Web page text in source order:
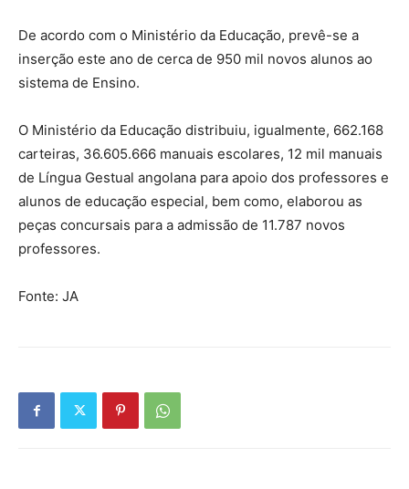
De acordo com o Ministério da Educação, prevê-se a
inserção este ano de cerca de 950 mil novos alunos ao
sistema de Ensino.
O Ministério da Educação distribuiu, igualmente, 662.168
carteiras, 36.605.666 manuais escolares, 12 mil manuais
de Língua Gestual angolana para apoio dos professores e
alunos de educação especial, bem como, elaborou as
peças concursais para a admissão de 11.787 novos
professores.
Fonte: JA